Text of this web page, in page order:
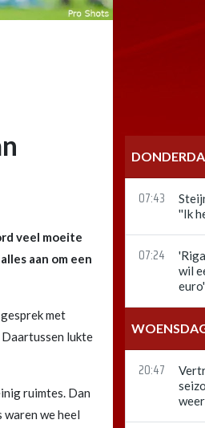
veel moeite
aan om een
met
lukte
ruimtes. Dan
we heel
07:43
''Ik
07:24
wil
euro'
20:47